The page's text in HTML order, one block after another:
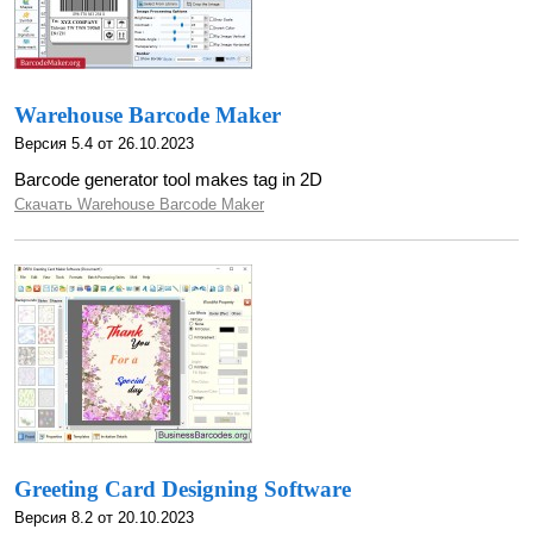
Warehouse Barcode Maker
Версия 5.4 от 26.10.2023
Barcode generator tool makes tag in 2D
Скачать Warehouse Barcode Maker
Greeting Card Designing Software
Версия 8.2 от 20.10.2023